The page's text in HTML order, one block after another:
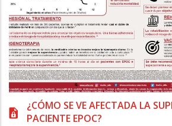
¿CÓMO SE VE AFECTADA LA
PACIENTE EPOC?